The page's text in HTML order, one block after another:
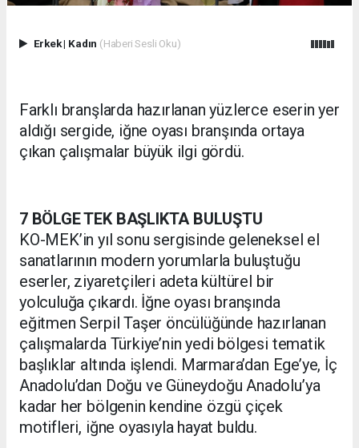
Erkek| Kadın (Haberi Sesli Oku)
Farklı branşlarda hazırlanan yüzlerce eserin yer
aldığı sergide, iğne oyası branşında ortaya
çıkan çalışmalar büyük ilgi gördü.
7 BÖLGE TEK BAŞLIKTA BULUŞTU
KO-MEK’in yıl sonu sergisinde geleneksel el
sanatlarının modern yorumlarla buluştuğu
eserler, ziyaretçileri adeta kültürel bir
yolculuğa çıkardı. İğne oyası branşında
eğitmen Serpil Taşer öncülüğünde hazırlanan
çalışmalarda Türkiye’nin yedi bölgesi tematik
başlıklar altında işlendi. Marmara’dan Ege’ye, İç
Anadolu’dan Doğu ve Güneydoğu Anadolu’ya
kadar her bölgenin kendine özgü çiçek
motifleri, iğne oyasıyla hayat buldu.